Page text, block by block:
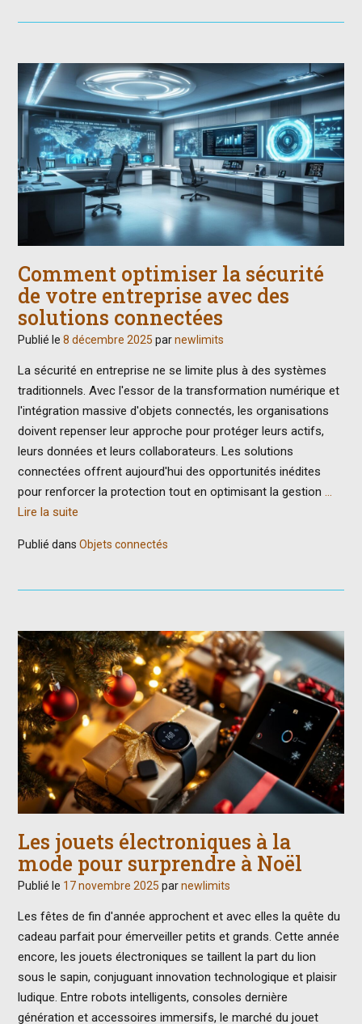
Comment optimiser la sécurité
de votre entreprise avec des
solutions connectées
Publié le 8 décembre 2025 parnewlimits
La sécurité en entreprise ne se limite plus à des systèmes
traditionnels. Avec l'essor de la transformation numérique et
l'intégration massive d'objets connectés, les organisations
doivent repenser leur approche pour protéger leurs actifs,
leurs données et leurs collaborateurs. Les solutions
connectées offrent aujourd'hui des opportunités inédites
pour renforcer la protection tout en optimisant la gestion …
Lire la suite
Publié dans Objets connectés
Les jouets électroniques à la
mode pour surprendre à Noël
Publié le 17 novembre 2025 parnewlimits
Les fêtes de fin d'année approchent et avec elles la quête du
cadeau parfait pour émerveiller petits et grands. Cette année
encore, les jouets électroniques se taillent la part du lion
sous le sapin, conjuguant innovation technologique et plaisir
ludique. Entre robots intelligents, consoles dernière
génération et accessoires immersifs, le marché du jouet